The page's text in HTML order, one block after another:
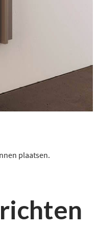
plaatsen.